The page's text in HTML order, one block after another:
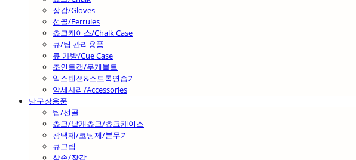
장갑/Gloves
선골/Ferrules
쵸크케이스/Chalk Case
큐/팁 관리용품
큐 가방/Cue Case
조인트캡/무게볼트
익스텐션&스트록연습기
악세사리/Accessories
당구장용품
팁/선골
쵸크/낱개쵸크/쵸크케이스
광택제/코팅제/분무기
큐그립
삼손/장갑